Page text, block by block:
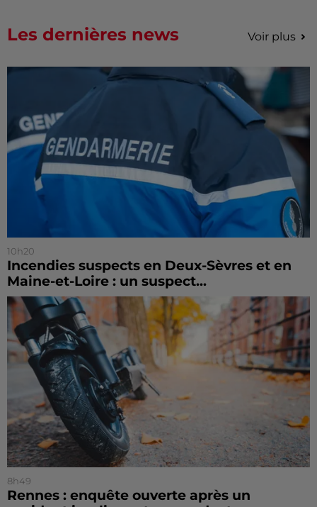
Les dernières news Voir plus
10h20
Incendies suspects en Deux-Sèvres et en
Maine-et-Loire : un suspect...
8h49
Rennes : enquête ouverte après un